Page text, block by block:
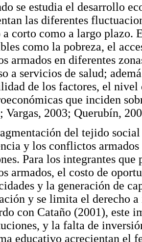
se estudia el desarrollo
las diferentes
a corto como a largo plazo.
como la pobreza, el
armados en diferentes
a servicios de salud;
de los factores, el
que inciden
Vargas, 2003; Querubín,
del tejido
y los conflictos armados
Para los integrantes que
armados, el costo de
y la generación de
y se limita el derecho
con Cataño (2001), este
y la falta de
educativo acrecientan el